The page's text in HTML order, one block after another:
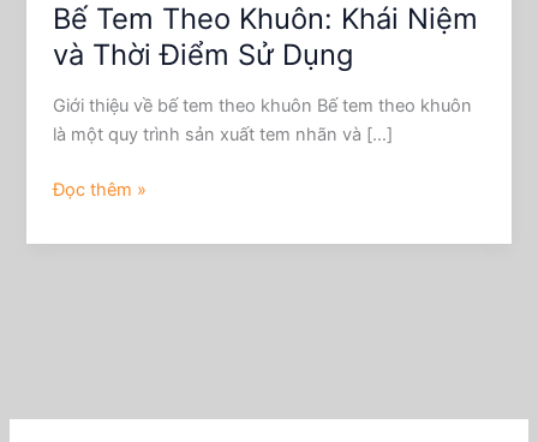
Bế Tem Theo Khuôn: Khái Niệm
và Thời Điểm Sử Dụng
Giới thiệu về bế tem theo khuôn Bế tem theo khuôn
là một quy trình sản xuất tem nhãn và […]
Đọc thêm »